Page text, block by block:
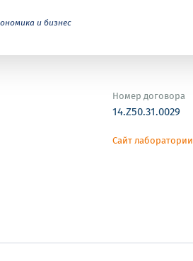
и бизнес
Номер договора
14.Z50.31.0029
Сайт лаборатории